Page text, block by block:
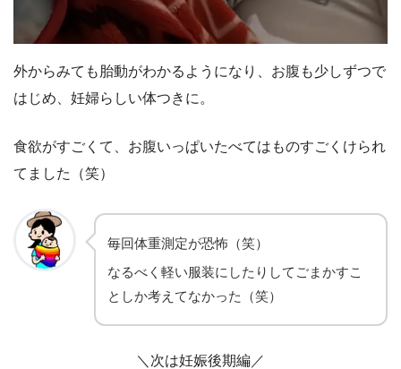
外からみても胎動がわかるようになり、お腹も少しずつで
はじめ、妊婦らしい体つきに。
食欲がすごくて、お腹いっぱいたべてはものすごくけられ
てました（笑）
毎回体重測定が恐怖（笑）
なるべく軽い服装にしたりしてごまかすこ
としか考えてなかった（笑）
＼次は妊娠後期編／